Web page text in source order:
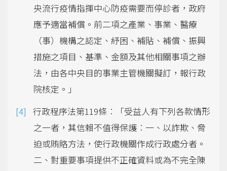
央流行疫情指揮中心防疫需要而停診者，政府
應予適當補償。前二項之產業、事業、醫療
（事）機構之認定、紓困、補貼、補償、振興
措施之項目、基準、金額及其他相關事項之辦
法，由各中央目的事業主管機關擬訂，報行政
院核定。」
行政程序法第119條︰「受益人有下列各款情形
之一者，其信賴不值得保護︰一、以詐欺、脅
迫或賄賂方法，使行政機關作成行政處分者。
二、對重要事項提供不正確資料或為不完全陳